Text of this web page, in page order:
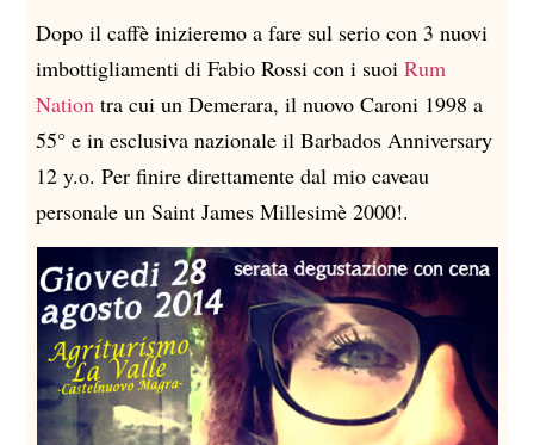
Dopo il caffè inizieremo a fare sul serio con 3 nuovi
imbottigliamenti di Fabio Rossi con i suoiRum
Nation tra cui un Demerara, il nuovo Caroni 1998 a
55° e in esclusiva nazionale il Barbados Anniversary
12 y.o. Per finire direttamente dal mio caveau
personale un Saint James Millesimè 2000!.